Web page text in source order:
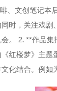
、文创笔记本
时，关注戏剧
。 2. **作品
红楼梦》主题
化结合。例如